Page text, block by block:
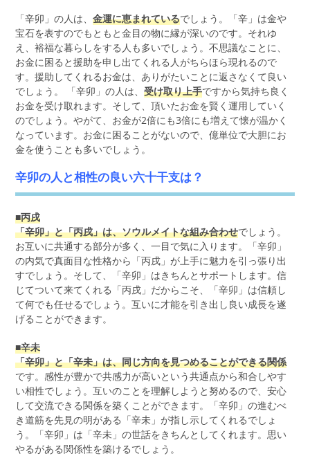
「辛卯」の人は、金運に恵まれているでしょう。「辛」は金や
宝石を表すのでもともと金目の物に縁が深いのです。それゆ
え、裕福な暮らしをする人も多いでしょう。不思議なことに、
お金に困ると援助を申し出てくれる人がちらほら現れるので
す。援助してくれるお金は、ありがたいことに返さなくて良い
でしょう。 「辛卯」の人は、受け取り上手ですから気持ち良く
お金を受け取れます。そして、頂いたお金を賢く運用していく
のでしょう。やがて、お金が2倍にも3倍にも増えて懐が温かく
なっています。お金に困ることがないので、億単位で大胆にお
金を使うことも多いでしょう。
辛卯の人と相性の良い六十干支は？
■丙戌
「辛卯」と「丙戌」は、ソウルメイトな組み合わせでしょう。
お互いに共通する部分が多く、一目で気に入ります。「辛卯」
の内気で真面目な性格から「丙戌」が上手に魅力を引っ張り出
すでしょう。そして、「辛卯」はきちんとサポートします。信
じてついて来てくれる「丙戌」だからこそ、「辛卯」は信頼し
て何でも任せるでしょう。互いに才能を引き出し良い成長を遂
げることができます。
■辛未
「辛卯」と「辛未」は、同じ方向を見つめることができる関係
です。感性が豊かで共感力が高いという共通点から和合しやす
い相性でしょう。互いのことを理解しようと努めるので、安心
して交流できる関係を築くことができます。「辛卯」の進むべ
き道筋を先見の明がある「辛未」が指し示してくれるでしょ
う。「辛卯」は「辛未」の世話をきちんとしてくれます。思い
やるがある関係性を築けるでしょう。